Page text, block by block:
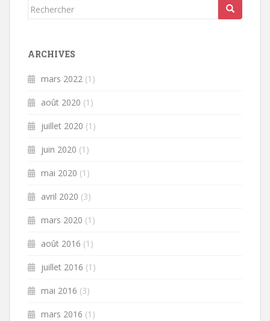
Rechercher...
ARCHIVES
mars 2022 (1)
août 2020 (1)
juillet 2020 (1)
juin 2020 (1)
mai 2020 (1)
avril 2020 (3)
mars 2020 (1)
août 2016 (1)
juillet 2016 (1)
mai 2016 (3)
mars 2016 (1)